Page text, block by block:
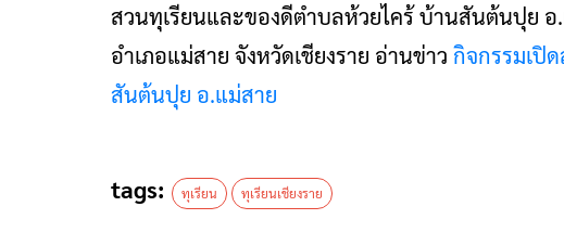
สวนทุเรียนและของดีตำบลห้วยไคร้ บ้านสันต้นปุย
อำเภอแม่สาย จังหวัดเชียงราย อ่านข่าว กิจกรรมเปิ
สันต้นปุย อ.แม่สาย
tags: ทุเรียน ทุเรียนเชียงราย